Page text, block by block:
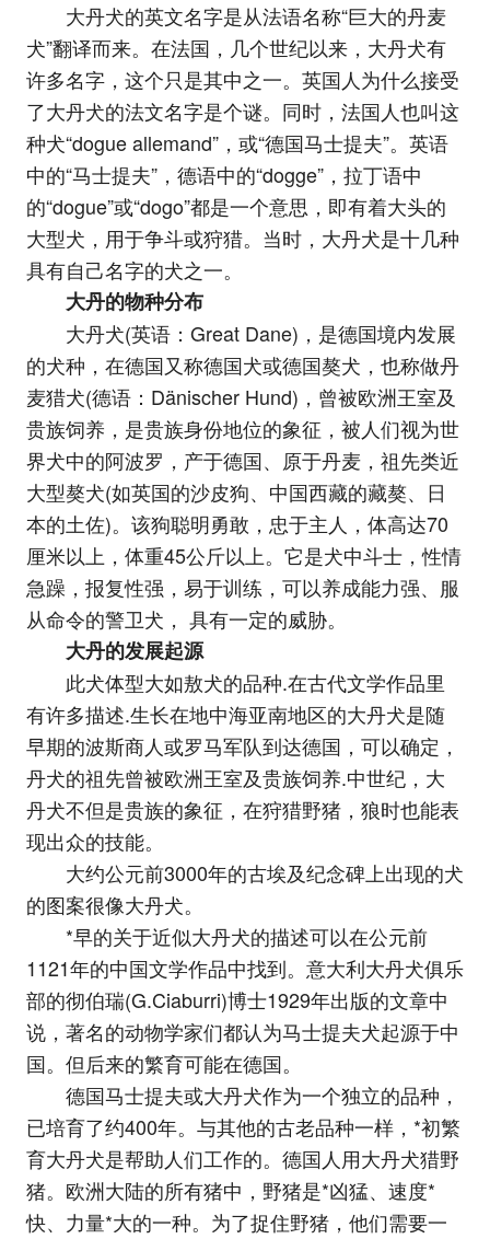
大丹犬的英文名字是从法语名称“巨大的丹麦
犬”翻译而来。在法国，几个世纪以来，大丹犬有
许多名字，这个只是其中之一。英国人为什么接受
了大丹犬的法文名字是个谜。同时，法国人也叫这
种犬“dogue allemand”，或“德国马士提夫”。英语
中的“马士提夫”，德语中的“dogge”，拉丁语中
的“dogue”或“dogo”都是一个意思，即有着大头的
大型犬，用于争斗或狩猎。当时，大丹犬是十几种
具有自己名字的犬之一。
大丹的物种分布
大丹犬(英语：Great Dane)，是德国境内发展
的犬种，在德国又称德国犬或德国獒犬，也称做丹
麦猎犬(德语：Dänischer Hund)，曾被欧洲王室及
贵族饲养，是贵族身份地位的象征，被人们视为世
界犬中的阿波罗，产于德国、原于丹麦，祖先类近
大型獒犬(如英国的沙皮狗、中国西藏的藏獒、日
本的土佐)。该狗聪明勇敢，忠于主人，体高达70
厘米以上，体重45公斤以上。它是犬中斗士，性情
急躁，报复性强，易于训练，可以养成能力强、服
从命令的警卫犬， 具有一定的威胁。
大丹的发展起源
此犬体型大如敖犬的品种.在古代文学作品里
有许多描述.生长在地中海亚南地区的大丹犬是随
早期的波斯商人或罗马军队到达德国，可以确定，
丹犬的祖先曾被欧洲王室及贵族饲养.中世纪，大
丹犬不但是贵族的象征，在狩猎野猪，狼时也能表
现出众的技能。
大约公元前3000年的古埃及纪念碑上出现的犬
的图案很像大丹犬。
*早的关于近似大丹犬的描述可以在公元前
1121年的中国文学作品中找到。意大利大丹犬俱乐
部的彻伯瑞(G.Ciaburri)博士1929年出版的文章中
说，著名的动物学家们都认为马士提夫犬起源于中
国。但后来的繁育可能在德国。
德国马士提夫或大丹犬作为一个独立的品种，
已培育了约400年。与其他的古老品种一样，*初繁
育大丹犬是帮助人们工作的。德国人用大丹犬猎野
猪。欧洲大陆的所有猪中，野猪是*凶猛、速度*
快、力量*大的一种。为了捉住野猪，他们需要一